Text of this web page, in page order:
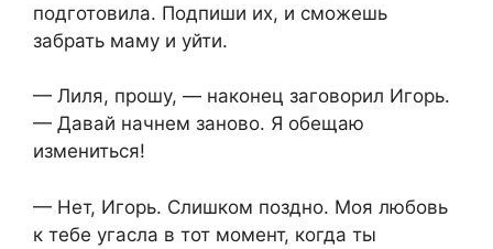
подготовила. Подпиши их, и сможешь
забрать маму и уйти.
— Лиля, прошу, — наконец заговорил Игорь.
— Давай начнем заново. Я обещаю
измениться!
— Нет, Игорь. Слишком поздно. Моя любовь
к тебе угасла в тот момент, когда ты